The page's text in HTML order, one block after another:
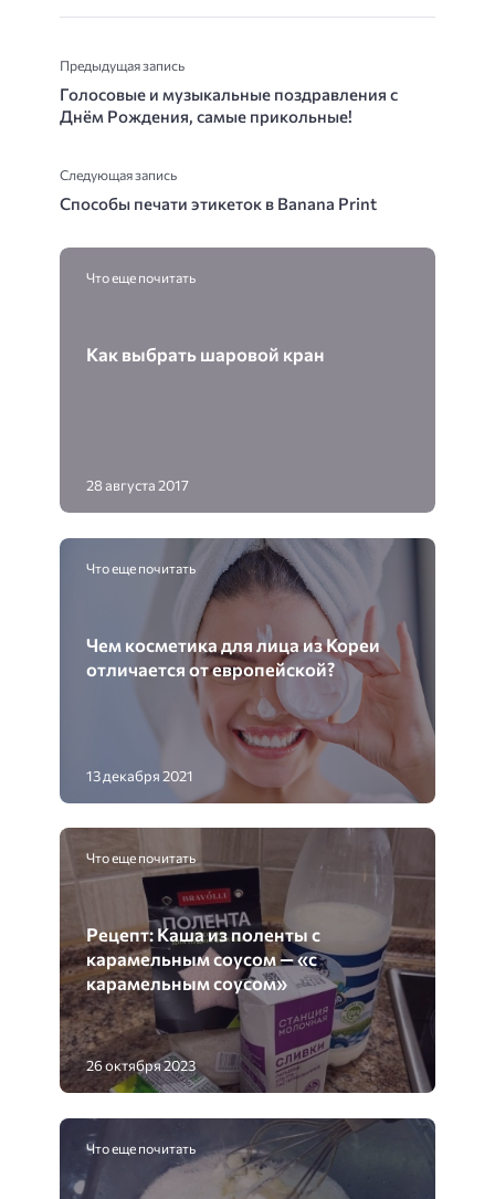
Предыдущая запись
Голосовые и музыкальные поздравления с
Днём Рождения, самые прикольные!
Следующая запись
Способы печати этикеток в Banana Print
Что еще почитать
Как выбрать шаровой кран
28 августа 2017
Что еще почитать
Чем косметика для лица из Кореи
отличается от европейской?
13 декабря 2021
Что еще почитать
Рецепт: Каша из поленты с
карамельным соусом — «с
карамельным соусом»
26 октября 2023
Что еще почитать